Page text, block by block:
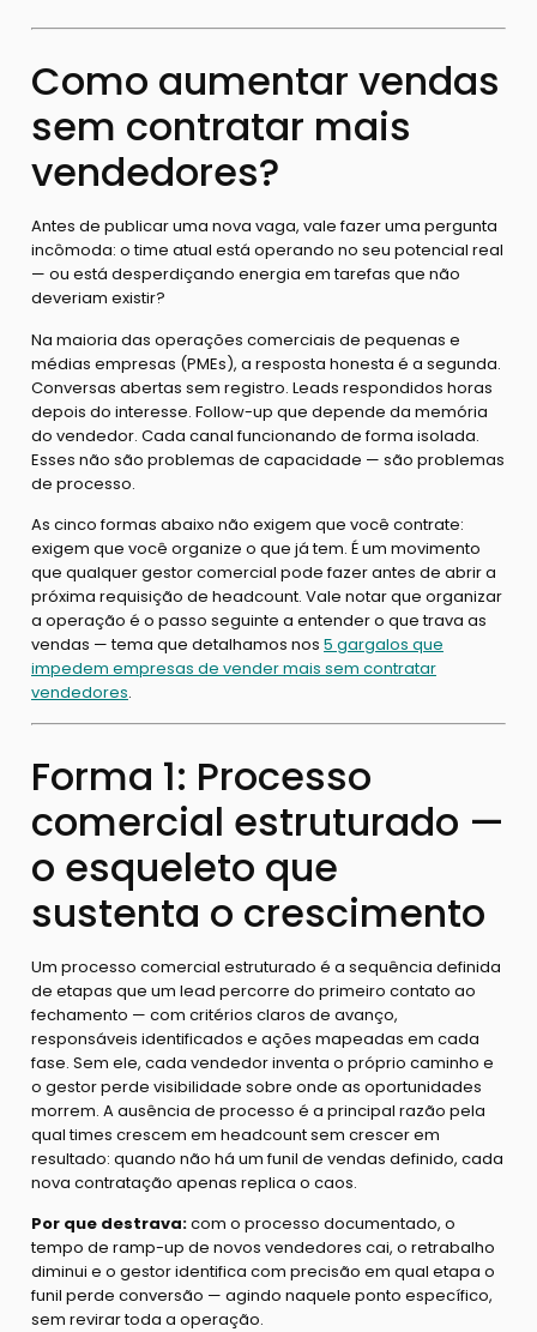
Como aumentar vendas
sem contratar mais
vendedores?
Antes de publicar uma nova vaga, vale fazer uma pergunta
incômoda: o time atual está operando no seu potencial real
— ou está desperdiçando energia em tarefas que não
deveriam existir?
Na maioria das operações comerciais de pequenas e
médias empresas (PMEs), a resposta honesta é a segunda.
Conversas abertas sem registro. Leads respondidos horas
depois do interesse. Follow-up que depende da memória
do vendedor. Cada canal funcionando de forma isolada.
Esses não são problemas de capacidade — são problemas
de processo.
As cinco formas abaixo não exigem que você contrate:
exigem que você organize o que já tem. É um movimento
que qualquer gestor comercial pode fazer antes de abrir a
próxima requisição de headcount. Vale notar que organizar
a operação é o passo seguinte a entender o que trava as
vendas — tema que detalhamos nos 5 gargalos que
impedem empresas de vender mais sem contratar
vendedores.
Forma 1: Processo
comercial estruturado —
o esqueleto que
sustenta o crescimento
Um processo comercial estruturado é a sequência definida
de etapas que um lead percorre do primeiro contato ao
fechamento — com critérios claros de avanço,
responsáveis identificados e ações mapeadas em cada
fase. Sem ele, cada vendedor inventa o próprio caminho e
o gestor perde visibilidade sobre onde as oportunidades
morrem. A ausência de processo é a principal razão pela
qual times crescem em headcount sem crescer em
resultado: quando não há um funil de vendas definido, cada
nova contratação apenas replica o caos.
Por que destrava:com o processo documentado, o
tempo de ramp-up de novos vendedores cai, o retrabalho
diminui e o gestor identifica com precisão em qual etapa o
funil perde conversão — agindo naquele ponto específico,
sem revirar toda a operação.